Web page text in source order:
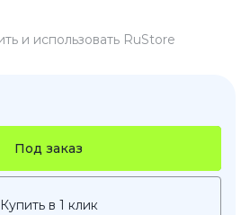
и использовать RuStore
Под заказ
Купить в 1 клик